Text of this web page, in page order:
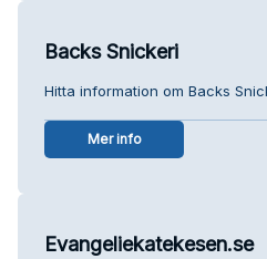
Backs Snickeri
Hitta information om Backs
Mer info
Evangeliekatekesen.se